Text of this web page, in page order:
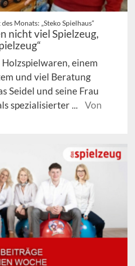
Monats: „Steko Spielhaus“
nicht viel Spielzeug,
einem
und viel Beratung
Seidel und seine Frau
spezialisierter ...
Von